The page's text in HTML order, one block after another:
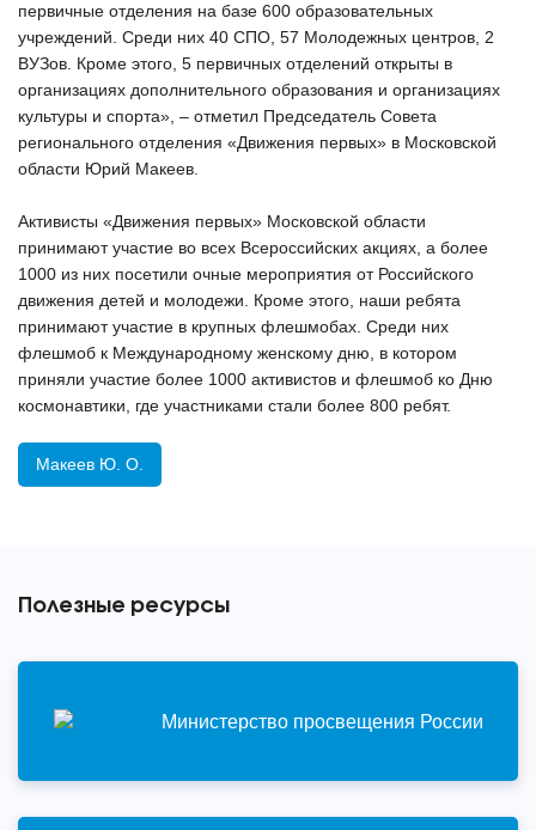
первичные отделения на базе 600 образовательных
учреждений. Среди них 40 СПО, 57 Молодежных центров, 2
ВУЗов. Кроме этого, 5 первичных отделений открыты в
организациях дополнительного образования и организациях
культуры и спорта», – отметил Председатель Совета
регионального отделения «Движения первых» в Московской
области Юрий Макеев.
Активисты «Движения первых» Московской области
принимают участие во всех Всероссийских акциях, а более
1000 из них посетили очные мероприятия от Российского
движения детей и молодежи. Кроме этого, наши ребята
принимают участие в крупных флешмобах. Среди них
флешмоб к Международному женскому дню, в котором
приняли участие более 1000 активистов и флешмоб ко Дню
космонавтики, где участниками стали более 800 ребят.
Макеев Ю. О.
Полезные ресурсы
Министерство просвещения России